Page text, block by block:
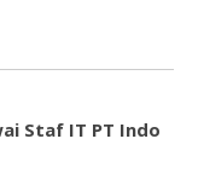
Staf IT PT Indo